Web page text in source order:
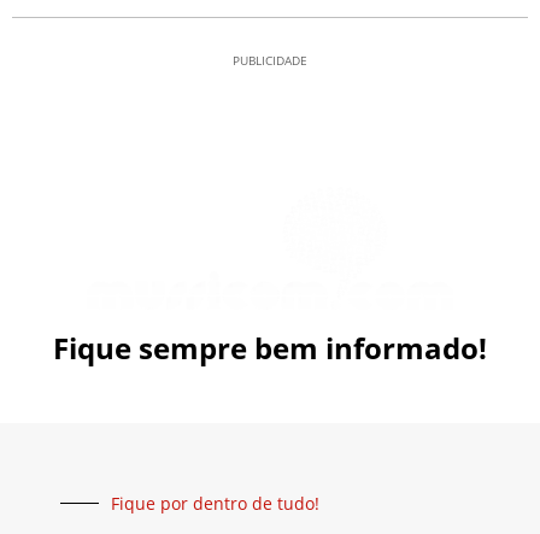
PUBLICIDADE
Fique sempre bem informado!
Fique por dentro de tudo!